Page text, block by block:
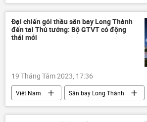
tấn công
khủng bố
cầu Crưm
Crưm
Chiến dịch quân sự đặc biệt tại Ukraina
Đại chiến gói thầu sân bay Long Thành
đến tai Thủ tướng: Bộ GTVT có động
thái mới
19 Tháng Tám 2023, 17:36
Việt Nam
Sân bay Long Thành
dự án
xây dựng